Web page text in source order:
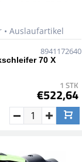
• Auslaufartikel
8941172640
70 X
1 STK
€522,64